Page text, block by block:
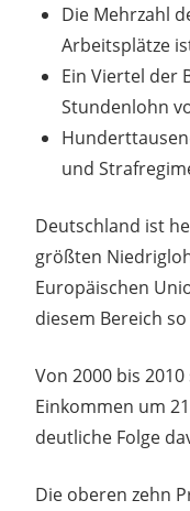
Die Mehrzahl
Arbeitsplätze
Ein Viertel der
Stundenlohn
und
Deutschland ist
größten
Europäischen
diesem Bereich
Von 2000 bis
Einkommen um
deutliche Folge
Die oberen zehn